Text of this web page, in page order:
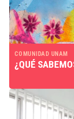
COMUNIDAD UNAM
¿QUÉ